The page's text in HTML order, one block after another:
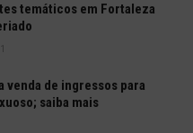
temáticos em Fortaleza
venda de ingressos para
saiba mais